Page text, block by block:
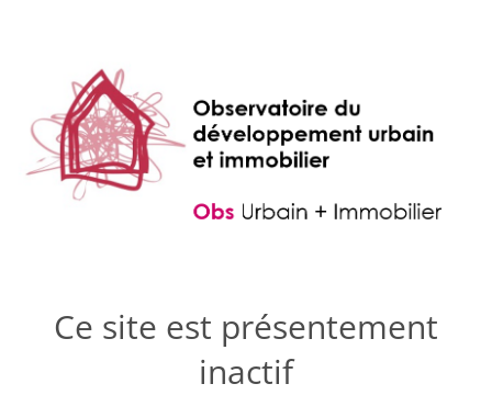
Ce site est présentement
inactif